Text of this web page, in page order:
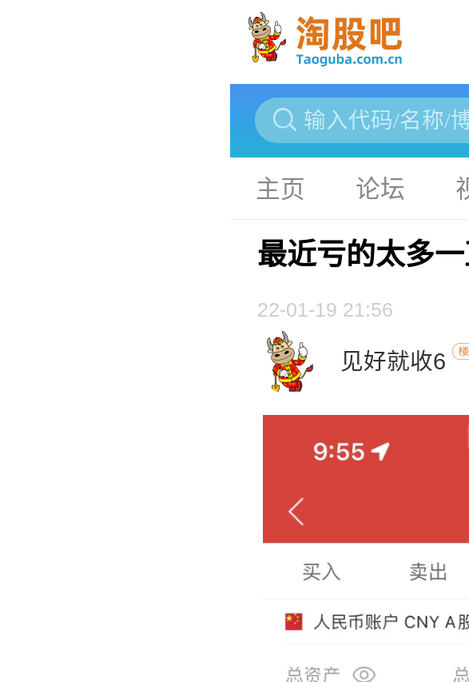
主页 论坛
最近亏的太多
22-01-19 21:56
见好就收6